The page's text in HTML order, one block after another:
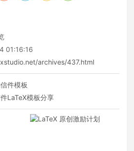
01:16:16
archives/437.html
件模板
LaTeX模板分享